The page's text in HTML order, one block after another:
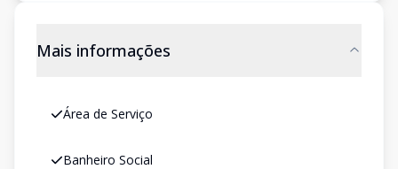
Mais informações
Área de Serviço
Banheiro Social